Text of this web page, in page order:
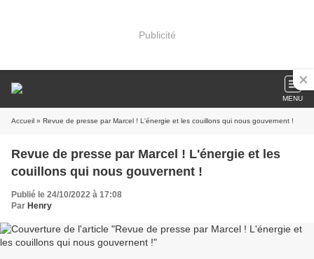
Publicité
MENU
Accueil » Revue de presse par Marcel ! L'énergie et les couillons qui nous gouvernent !
Revue de presse par Marcel ! L'énergie et les
couillons qui nous gouvernent !
Publié le 24/10/2022 à 17:08
Par Henry